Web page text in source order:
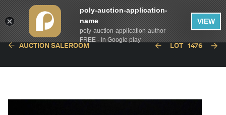
AUCTION SALEROOM LOT 1476
poly-auction-application-
name
poly-auction-application-author
FREE - In Google play
VIEW